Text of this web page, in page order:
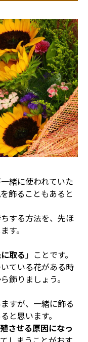
緒に使われていた
飾ることもあると
する方法を、先ほ
す。
取る」ことです。
ている花がある時
飾りましょう。
すが、一緒に飾る
と思います。
させる原因になっ